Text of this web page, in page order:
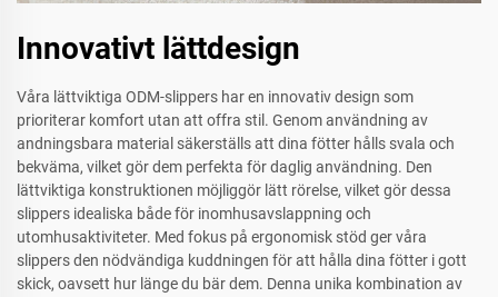
Innovativt lättdesign
Våra lättviktiga ODM-slippers har en innovativ design som
prioriterar komfort utan att offra stil. Genom användning av
andningsbara material säkerställs att dina fötter hålls svala och
bekväma, vilket gör dem perfekta för daglig användning. Den
lättviktiga konstruktionen möjliggör lätt rörelse, vilket gör dessa
slippers idealiska både för inomhusavslappning och
utomhusaktiviteter. Med fokus på ergonomisk stöd ger våra
slippers den nödvändiga kuddningen för att hålla dina fötter i gott
skick, oavsett hur länge du bär dem. Denna unika kombination av